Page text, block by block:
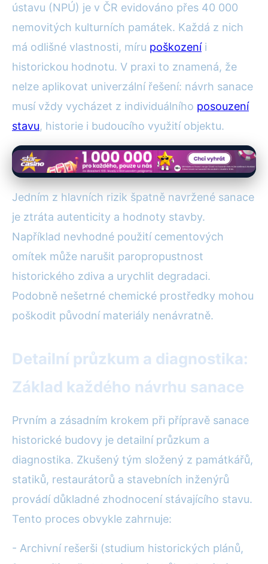
ústavu (NPÚ) je v ČR evidováno přes 40 000
nemovitých kulturních památek. Každá z nich
má odlišné vlastnosti, míru poškozeníi
historickou hodnotu. V praxi to znamená, že
nelze aplikovat univerzální řešení: návrh sanace
musí vždy vycházet z individuálního posouzení
stavu, historie i budoucího využití objektu.
Jedním z hlavních rizik špatně navržené sanace
je ztráta autenticity a hodnoty stavby.
Například nevhodné použití cementových
omítek může narušit paropropustnost
historického zdiva a urychlit degradaci.
Podobně nešetrné chemické prostředky mohou
poškodit původní materiály nenávratně.
Detailní průzkum a diagnostika:
Základ každého návrhu sanace
Prvním a zásadním krokem při přípravě sanace
historické budovy je detailní průzkum a
diagnostika. Zkušený tým složený z památkářů,
statiků, restaurátorů a stavebních inženýrů
provádí důkladné zhodnocení stávajícího stavu.
Tento proces obvykle zahrnuje:
- Archivní rešerši (studium historických plánů,